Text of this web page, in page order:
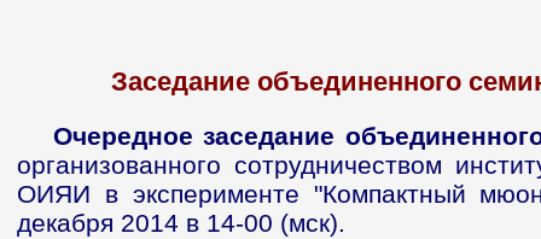
Заседание объединенного
Очередное заседание
организованного сотрудничеством
ОИЯИ в эксперименте "Компактный
декабря 2014 в 14-00 (мск).